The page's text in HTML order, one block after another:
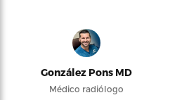
González Pons MD
Médico radiólogo